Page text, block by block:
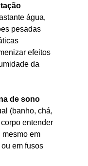
água,
pesadas
efeitos
da
de sono
(banho, chá,
entender
mesmo em
em fusos